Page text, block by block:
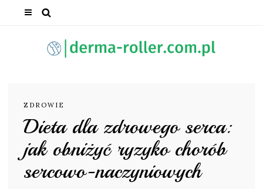
ZDROWIE
Dieta dla zdrowego serca:
jak obniżyć ryzyko chorób
sercowo-naczyniowych